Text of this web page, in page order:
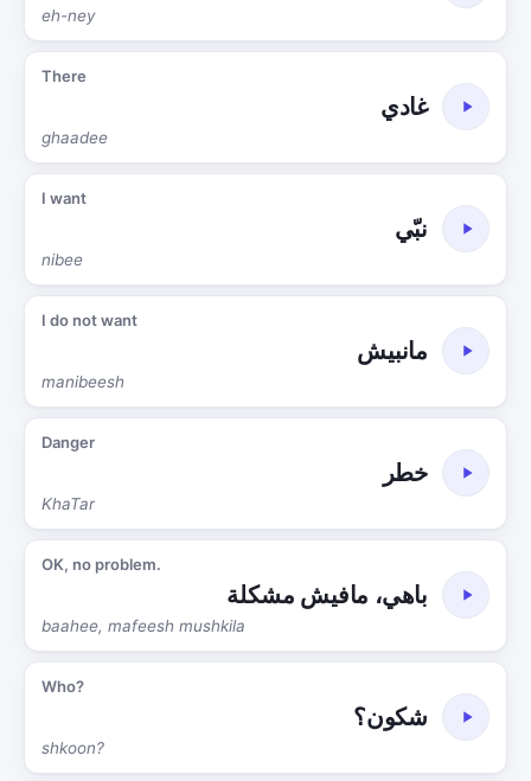
eh-ney
There
غادي
ghaadee
I want
نبّي
nibee
I do not want
مانبيش
manibeesh
Danger
خطر
KhaTar
OK, no problem.
باهي، مافيش مشكلة
baahee, mafeesh mushkila
Who?
شكون؟
shkoon?